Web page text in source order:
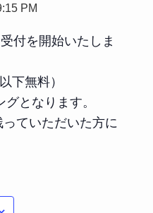
PM
付を開始いたしま
下無料）
となります。
ていただいた方に